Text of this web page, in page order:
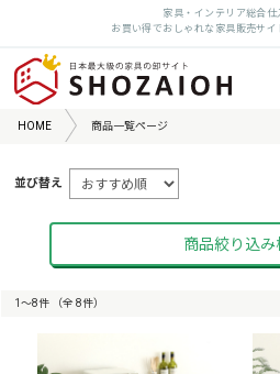
家具・インテリア総合仕
お買い得でおしゃれな家具販売サイ
HOME 商品一覧ページ
並び替え
商品絞り込み
1〜8件 （全 8件）